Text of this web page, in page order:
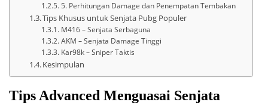
5. Perhitungan Damage dan Penempatan Tembakan
Tips Khusus untuk Senjata Pubg Populer
M416 – Senjata Serbaguna
AKM – Senjata Damage Tinggi
Kar98k – Sniper Taktis
Kesimpulan
Tips Advanced Menguasai Senjata